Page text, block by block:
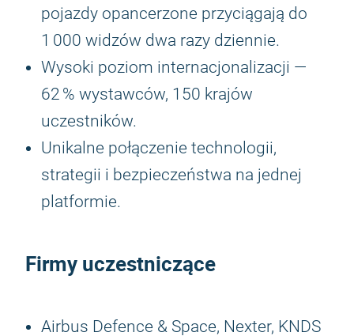
pojazdy opancerzone przyciągają do
1 000 widzów dwa razy dziennie.
Wysoki poziom internacjonalizacji —
62 % wystawców, 150 krajów
uczestników.
Unikalne połączenie technologii,
strategii i bezpieczeństwa na jednej
platformie.
Firmy uczestniczące
Airbus Defence & Space, Nexter, KNDS